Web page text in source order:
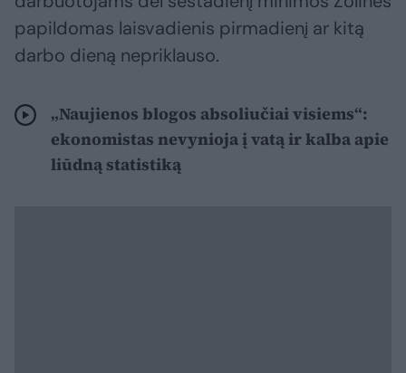
papildomas laisvadienis pirmadienį ar kitą
darbo dieną nepriklauso.
„Naujienos blogos absoliučiai visiems“:
ekonomistas nevynioja į vatą ir kalba apie
liūdną statistiką